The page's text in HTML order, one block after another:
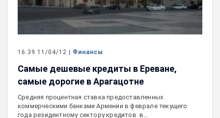
16:39 11/04/12 | Финансы
Самые дешевые кредиты в Ереване,
самые дорогие в Арагацотне
Средняя процентная ставка предоставленных
коммерческими банками Армении в феврале текущего
года резидентному сектору кредитов в…